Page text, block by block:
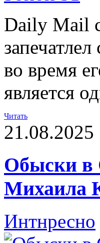
Daily Mail
во время
является
Читать
21.08.2025
Обыски в
Михаила
Интнресно